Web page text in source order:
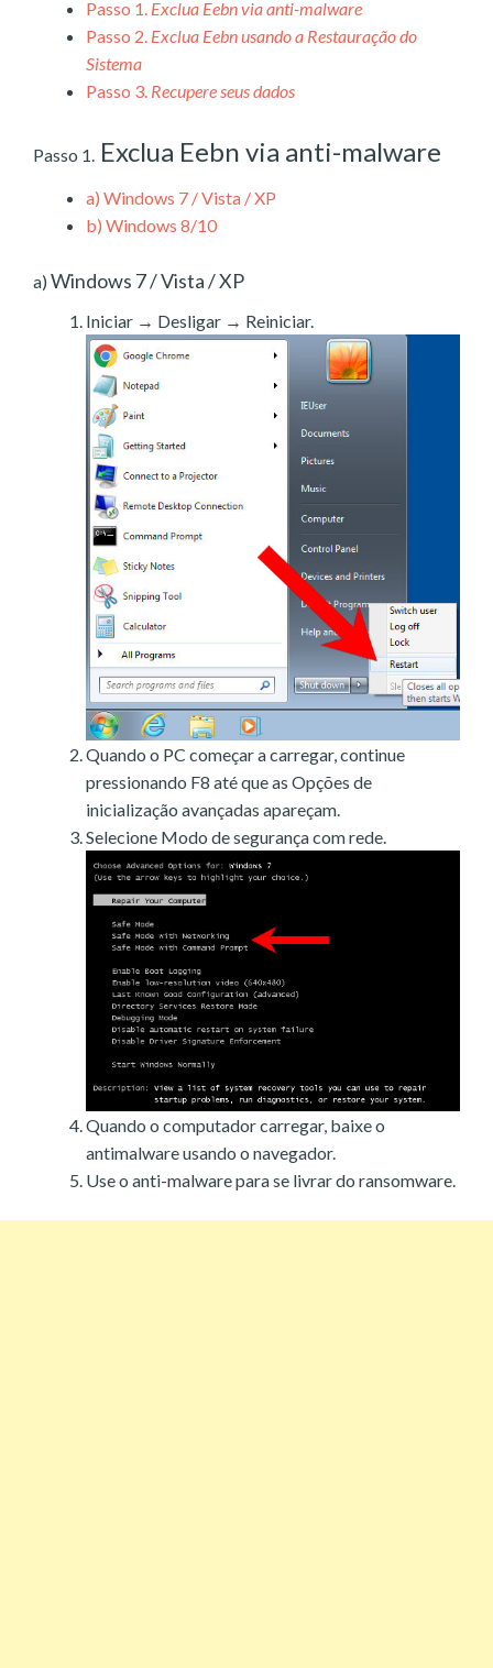
Passo 1. Exclua Eebn via anti-malware
Passo 2. Exclua Eebn usando a Restauração do
Sistema
Passo 3. Recupere seus dados
Passo 1. Exclua Eebn via anti-malware
a) Windows 7 / Vista / XP
b) Windows 8/10
a) Windows 7 / Vista / XP
Iniciar → Desligar → Reiniciar.
Quando o PC começar a carregar, continue
pressionando F8 até que as Opções de
inicialização avançadas apareçam.
Selecione Modo de segurança com rede.
Quando o computador carregar, baixe o
antimalware usando o navegador.
Use o anti-malware para se livrar do ransomware.